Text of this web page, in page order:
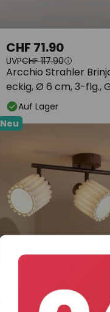
Arcchio Strahler
eckig, Ø 6 cm, 3-flg.,
CHF 71.90
UVPCHF 117.90
Auf Lager
Neu